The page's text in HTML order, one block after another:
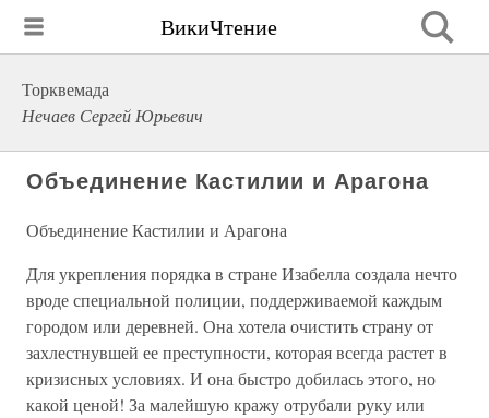
ВикиЧтение
Торквемада
Нечаев Сергей Юрьевич
Объединение Кастилии и Арагона
Объединение Кастилии и Арагона
Для укрепления порядка в стране Изабелла создала нечто
вроде специальной полиции, поддерживаемой каждым
городом или деревней. Она хотела очистить страну от
захлестнувшей ее преступности, которая всегда растет в
кризисных условиях. И она быстро добилась этого, но
какой ценой! За малейшую кражу отрубали руку или